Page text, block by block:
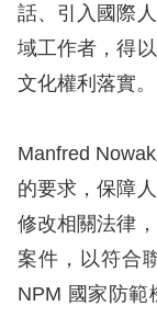
鍵
請
擇
語
言
兒少版
話、引入國際
域工作者，得
文化權利落實。
Manfred
的要求，保障
修改相關法律
案件，以符合
NPM 國家防範